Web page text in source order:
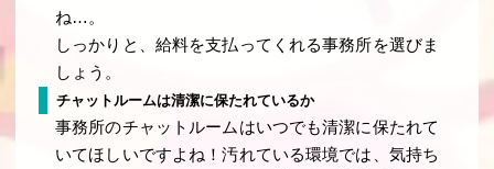
ね…。
しっかりと、給料を支払ってくれる事務所を選びま
しょう。
チャットルームは清潔に保たれているか
事務所のチャットルームはいつでも清潔に保たれて
いてほしいですよね！汚れている環境では、気持ち